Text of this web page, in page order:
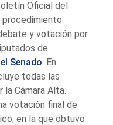
Oficial del
procedimiento
y votación por
de
Senado . En
todas las
la Cámara Alta.
votación final de
en la que obtuvo